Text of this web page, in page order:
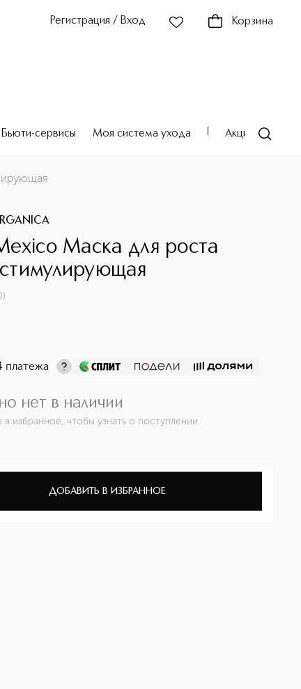
Регистрация / Вход Корзина
Бьюти-сервисы Моя система ухода Акции
Маска для роста
)
платежа
нет в наличии
в избранное, чтобы узнать о поступлении
ДОБАВИТЬ В ИЗБРАННОЕ